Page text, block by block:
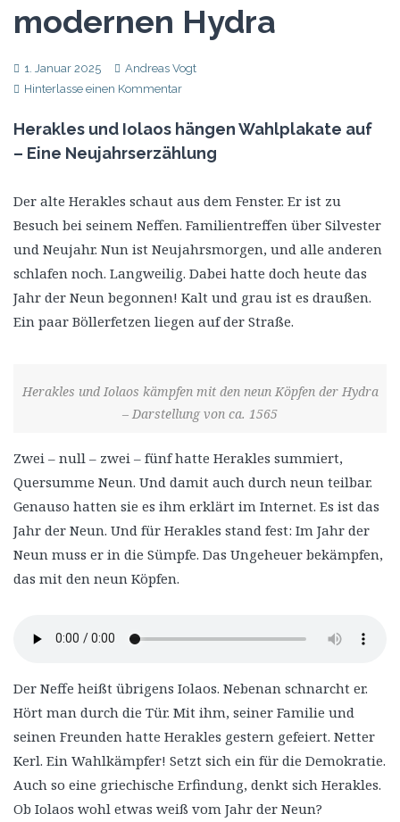
modernen Hydra
1. Januar 2025
Andreas Vogt
Hinterlasse einen Kommentar
Herakles und Iolaos hängen Wahlplakate auf
– Eine Neujahrserzählung
Der alte Herakles schaut aus dem Fenster. Er ist zu
Besuch bei seinem Neffen. Familientreffen über Silvester
und Neujahr. Nun ist Neujahrsmorgen, und alle anderen
schlafen noch. Langweilig. Dabei hatte doch heute das
Jahr der Neun begonnen! Kalt und grau ist es draußen.
Ein paar Böllerfetzen liegen auf der Straße.
Herakles und Iolaos kämpfen mit den neun Köpfen der Hydra
– Darstellung von ca. 1565
Zwei – null – zwei – fünf hatte Herakles summiert,
Quersumme Neun. Und damit auch durch neun teilbar.
Genauso hatten sie es ihm erklärt im Internet. Es ist das
Jahr der Neun. Und für Herakles stand fest: Im Jahr der
Neun muss er in die Sümpfe. Das Ungeheuer bekämpfen,
das mit den neun Köpfen.
Der Neffe heißt übrigens Iolaos. Nebenan schnarcht er.
Hört man durch die Tür. Mit ihm, seiner Familie und
seinen Freunden hatte Herakles gestern gefeiert. Netter
Kerl. Ein Wahlkämpfer! Setzt sich ein für die Demokratie.
Auch so eine griechische Erfindung, denkt sich Herakles.
Ob Iolaos wohl etwas weiß vom Jahr der Neun?